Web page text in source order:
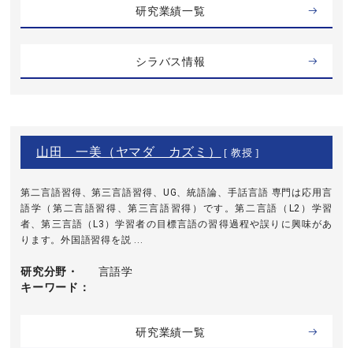
研究業績一覧
シラバス情報
山田 一美（ヤマダ カズミ） [ 教授 ]
第二言語習得、第三言語習得、UG、統語論、手話言語 専門は応用言
語学（第二言語習得、第三言語習得）です。第二言語（L2）学習
者、第三言語（L3）学習者の目標言語の習得過程や誤りに興味があ
ります。外国語習得を説 ...
研究分野・
キーワード
言語学
研究業績一覧